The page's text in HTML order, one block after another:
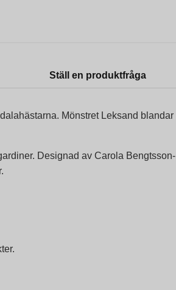
Ställ en produktfråga
Mönstret Leksand blandar
Designad av Carola Bengtsson-